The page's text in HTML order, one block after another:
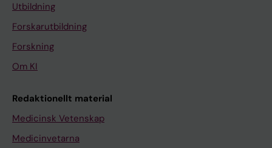
Utbildning
Forskarutbildning
Forskning
Om KI
Redaktionellt material
Medicinsk Vetenskap
Medicinvetarna